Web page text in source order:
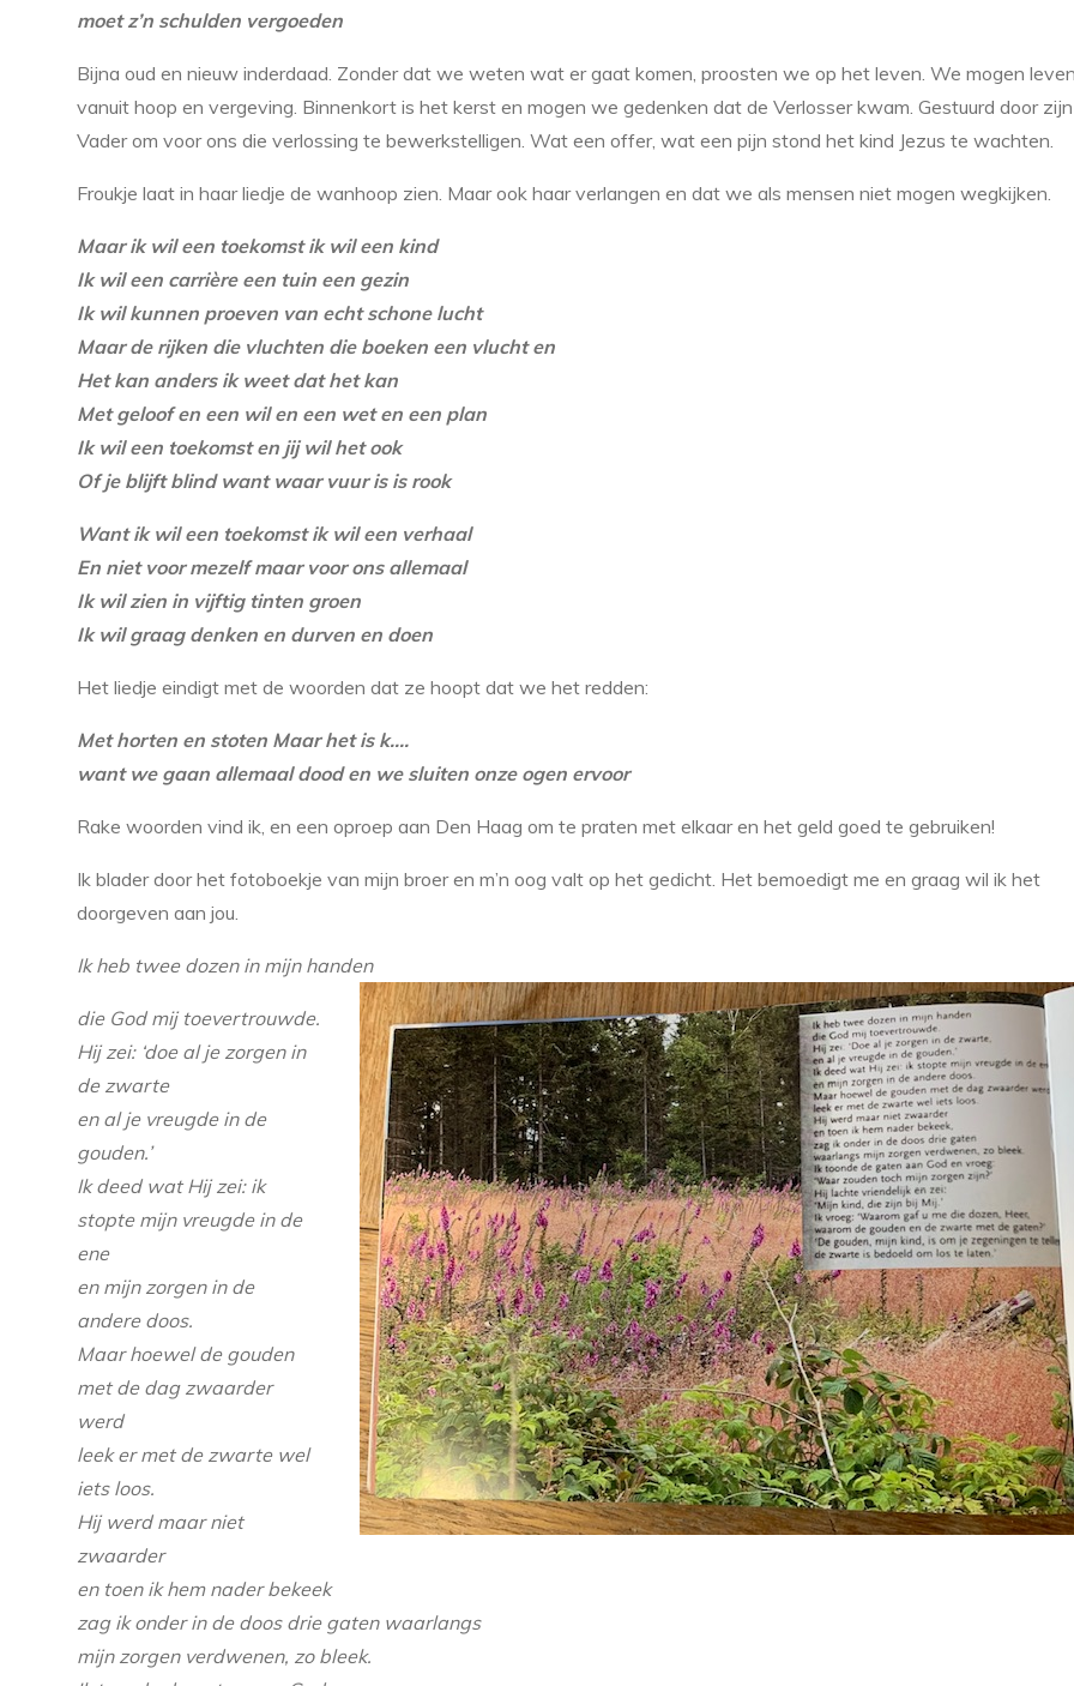
moet z’n schulden vergoeden
Bijna oud en nieuw inderdaad. Zonder dat we weten wat er gaat komen, proosten we op het leven. We mogen leven
vanuit hoop en vergeving. Binnenkort is het kerst en mogen we gedenken dat de Verlosser kwam. Gestuurd door zijn
Vader om voor ons die verlossing te bewerkstelligen. Wat een offer, wat een pijn stond het kind Jezus te wachten.
Froukje laat in haar liedje de wanhoop zien. Maar ook haar verlangen en dat we als mensen niet mogen wegkijken.
Maar ik wil een toekomst ik wil een kind
Ik wil een carrière een tuin een gezin
Ik wil kunnen proeven van echt schone lucht
Maar de rijken die vluchten die boeken een vlucht en
Het kan anders ik weet dat het kan
Met geloof en een wil en een wet en een plan
Ik wil een toekomst en jij wil het ook
Of je blijft blind want waar vuur is is rook
Want ik wil een toekomst ik wil een verhaal
En niet voor mezelf maar voor ons allemaal
Ik wil zien in vijftig tinten groen
Ik wil graag denken en durven en doen
Het liedje eindigt met de woorden dat ze hoopt dat we het redden:
Met horten en stoten Maar het is k.…
want we gaan allemaal dood en we sluiten onze ogen ervoor
Rake woorden vind ik, en een oproep aan Den Haag om te praten met elkaar en het geld goed te gebruiken!
Ik blader door het fotoboekje van mijn broer en m’n oog valt op het gedicht. Het bemoedigt me en graag wil ik het
doorgeven aan jou.
Ik heb twee dozen in mijn handen
die God mij toevertrouwde.
Hij zei: ‘doe al je zorgen in
de zwarte
en al je vreugde in de
gouden.’
Ik deed wat Hij zei: ik
stopte mijn vreugde in de
ene
en mijn zorgen in de
andere doos.
Maar hoewel de gouden
met de dag zwaarder
werd
leek er met de zwarte wel
iets loos.
Hij werd maar niet
zwaarder
en toen ik hem nader bekeek
zag ik onder in de doos drie gaten waarlangs
mijn zorgen verdwenen, zo bleek.